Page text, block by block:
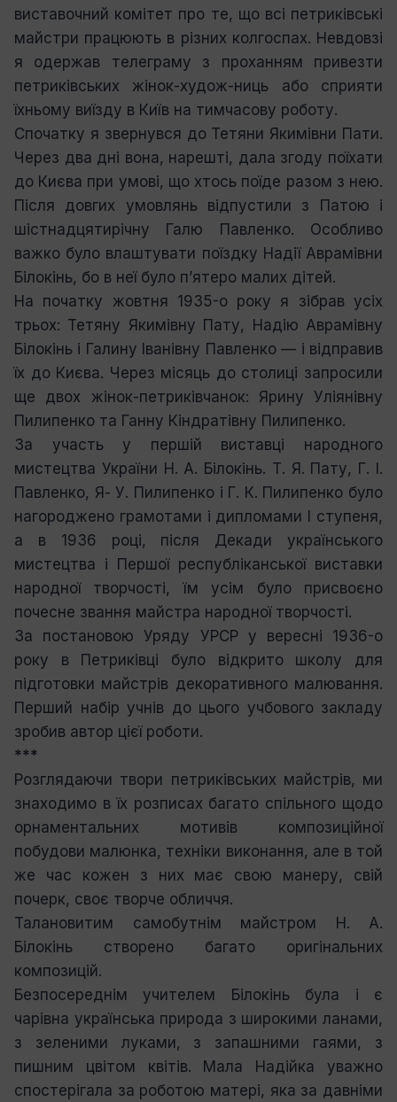
виставочний комітет про те, що всі петриківські
майстри працюють в різних колгоспах. Невдовзі
я одержав телеграму з проханням привезти
петриківських жінок-худож-ниць або сприяти
їхньому виїзду в Київ на тимчасову роботу.
Спочатку я звернувся до Тетяни Якимівни Пати.
Через два дні вона, нарешті, дала згоду поїхати
до Києва при умові, що хтось поїде разом з нею.
Після довгих умовлянь відпустили з Патою і
шістнадцятирічну Галю Павленко. Особливо
важко було влаштувати поїздку Надії Аврамівни
Білокінь, бо в неї було п’ятеро малих дітей.
На початку жовтня 1935-о року я зібрав усіх
трьох: Тетяну Якимівну Пату, Надію Аврамівну
Білокінь і Галину Іванівну Павленко — і відправив
їх до Києва. Через місяць до столиці запросили
ще двох жінок-петриківчанок: Ярину Уліянівну
Пилипенко та Ганну Кіндратівну Пилипенко.
За участь у першій виставці народного
мистецтва України Н. А. Білокінь. Т. Я. Пату, Г. І.
Павленко, Я- У. Пилипенко і Г. К. Пилипенко було
нагороджено грамотами і дипломами І ступеня,
а в 1936 році, після Декади українського
мистецтва і Першої республіканської виставки
народної творчості, їм усім було присвоєно
почесне звання майстра народної творчості.
За постановою Уряду УРСР у вересні 1936-о
року в Петриківці було відкрито школу для
підготовки майстрів декоративного малювання.
Перший набір учнів до цього учбового закладу
зробив автор цієї роботи.
***
Розглядаючи твори петриківських майстрів, ми
знаходимо в їх розписах багато спільного щодо
орнаментальних мотивів композиційної
побудови малюнка, техніки виконання, але в той
же час кожен з них має свою манеру, свій
почерк, своє творче обличчя.
Талановитим самобутнім майстром Н. А.
Білокінь створено багато оригінальних
композицій.
Безпосереднім учителем Білокінь була і є
чарівна українська природа з широкими ланами,
з зеленими луками, з запашними гаями, з
пишним цвітом квітів. Мала Надійка уважно
спостерігала за роботою матері, яка за давніми